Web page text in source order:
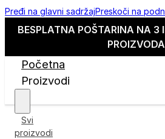
Pređi na glavni sadržajPreskoči na
BESPLATNA POŠTARINA NA 3
PROIZVODA
Početna
Proizvodi
Svi
proizvodi